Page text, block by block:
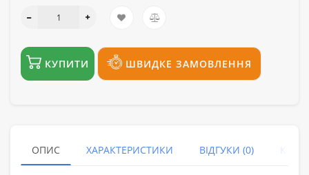
КУПИТИ ШВИДКЕ ЗАМОВЛЕННЯ
ОПИС ХАРАКТЕРИСТИКИ ВІДГУКИ (0)